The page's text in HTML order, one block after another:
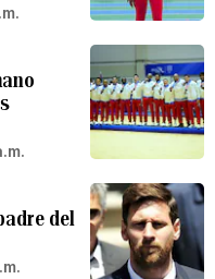
del